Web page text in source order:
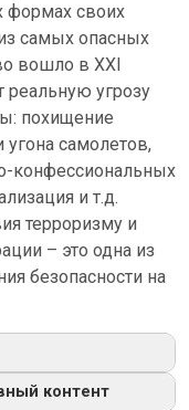
формах своих
самых опасных
вошло в XXI
реальную угрозу
похищение
самолетов,
конфессиональных
и т.д.
терроризму и
– это одна из
безопасности на
контент